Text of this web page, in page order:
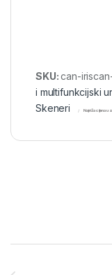
SKU:can-
i multifunkcijski
Skeneri
Najniža cijena u